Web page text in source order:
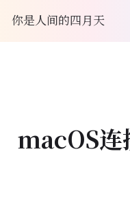
你是人间的四月天
macOS